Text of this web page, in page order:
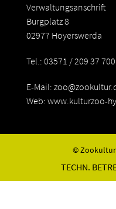
Verwaltungsanschrift
Burgplatz 8
02977 Hoyerswerda
Tel.: 03571 / 209 37 700
E-Mail:
Web: www.kulturzoo-
© Zookultur
TECHN.